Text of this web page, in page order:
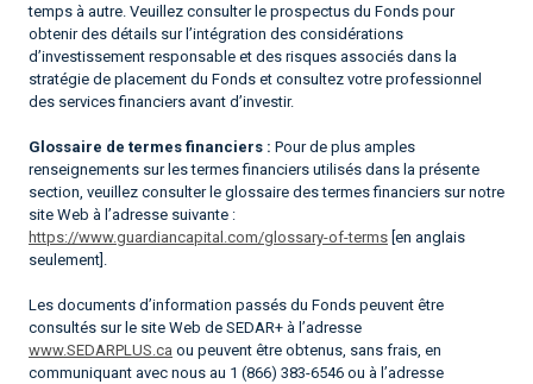
temps à autre. Veuillez consulter le prospectus du Fonds pour
obtenir des détails sur l’intégration des considérations
d’investissement responsable et des risques associés dans la
stratégie de placement du Fonds et consultez votre professionnel
des services financiers avant d’investir.
Glossaire de termes financiers : Pour de plus amples
renseignements sur les termes financiers utilisés dans la présente
section, veuillez consulter le glossaire des termes financiers sur notre
site Web à l’adresse suivante :
https://www.guardiancapital.com/glossary-of-terms [en anglais
seulement].
Les documents d’information passés du Fonds peuvent être
consultés sur le site Web de SEDAR+ à l’adresse
www.SEDARPLUS.ca ou peuvent être obtenus, sans frais, en
communiquant avec nous au 1 (866) 383-6546 ou à l’adresse